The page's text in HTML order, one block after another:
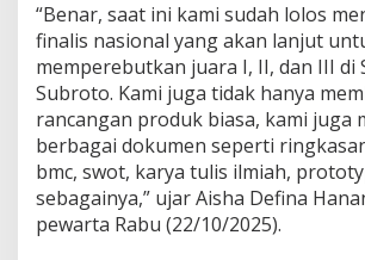
“Benar, saat ini kami sudah lolos
finalis nasional yang akan lanjut
memperebutkan juara I, II, dan III di
Subroto. Kami juga tidak hanya
rancangan produk biasa, kami juga
berbagai dokumen seperti
bmc, swot, karya tulis ilmiah,
sebagainya,” ujar Aisha Defina
pewarta Rabu (22/10/2025).